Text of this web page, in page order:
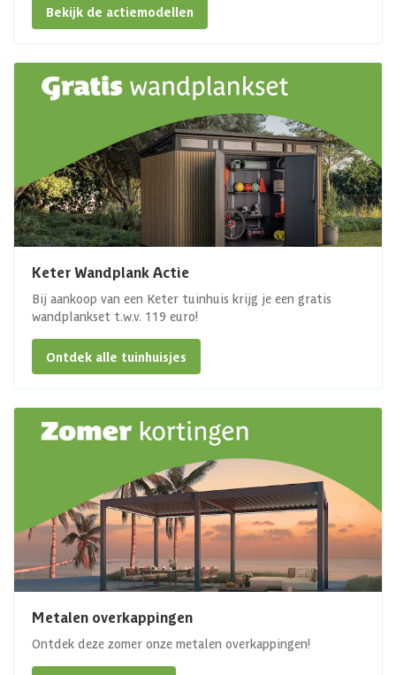
Bekijk de actiemodellen
Keter Wandplank Actie
Bij aankoop van een Keter tuinhuis krijg je een gratis
wandplankset t.w.v. 119 euro!
Ontdek alle tuinhuisjes
Metalen overkappingen
Ontdek deze zomer onze metalen overkappingen!